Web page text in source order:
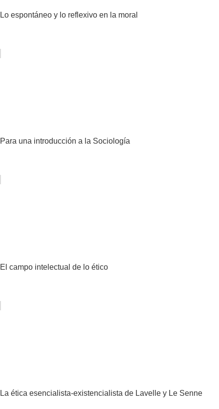
Lo espontáneo y lo reflexivo en la moral
Para una introducción a la Sociología
El campo intelectual de lo ético
La ética esencialista-existencialista de Lavelle y Le Senne